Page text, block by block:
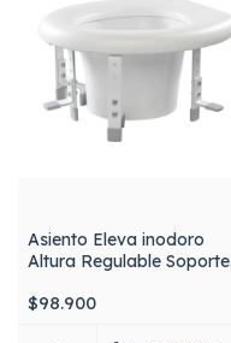
Asiento Eleva inodoro
Altura Regulable Soporte
$98.900